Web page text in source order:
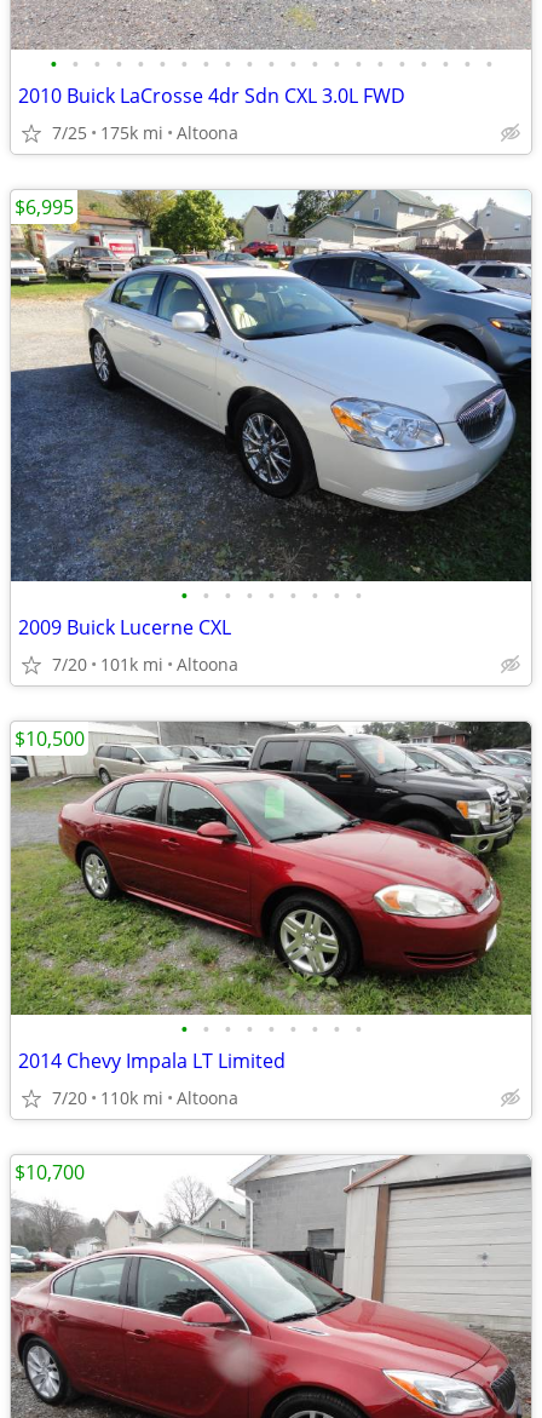
• • • • • • • • • • • • • • • • • • • • •
2010 Buick LaCrosse 4dr Sdn CXL 3.0L FWD
7/25 175k mi Altoona
• • • • • • • • •
2009 Buick Lucerne CXL
7/20 101k mi Altoona
$6,995
• • • • • • • • •
2014 Chevy Impala LT Limited
7/20 110k mi Altoona
$10,500
$10,700